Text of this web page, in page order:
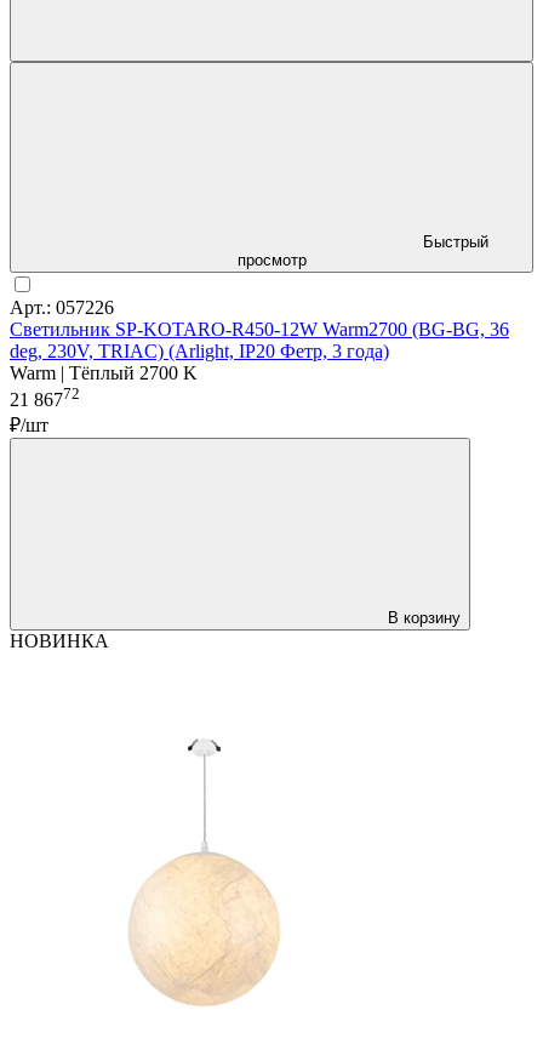
Быстрый
просмотр
Арт.: 057226
Светильник SP-KOTARO-R450-12W Warm2700 (BG-BG, 36
deg, 230V, TRIAC) (Arlight, IP20 Фетр, 3 года)
Warm | Тёплый 2700 K
21 86772
₽/шт
В корзину
НОВИНКА